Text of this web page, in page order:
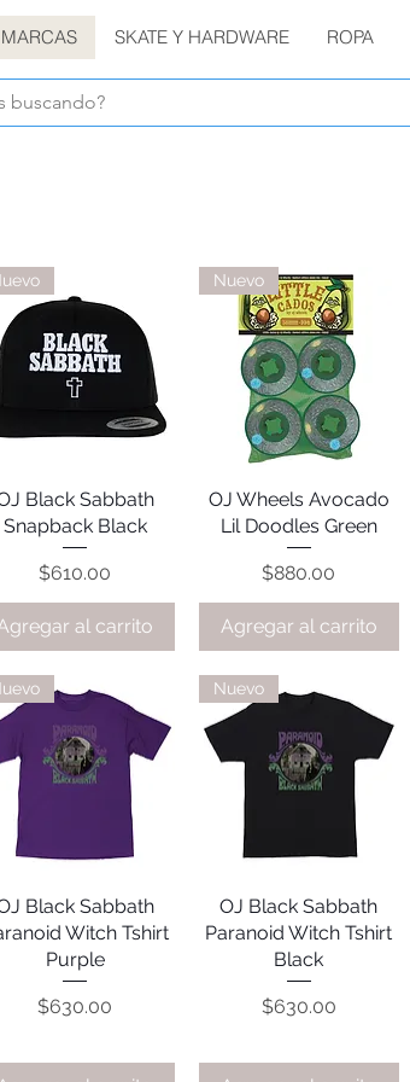
MARCAS SKATE Y HARDWARE ROPA
Vista rápida
Black Sabbath
Snapback Black
Precio
$610.00
al carrito
Vista rápida
Nuevo
OJ Wheels Avocado
Lil Doodles Green
Precio
$880.00
Agregar al carrito
Vista rápida
Black Sabbath
Witch Tshirt
Purple
Precio
$630.00
Vista rápida
Nuevo
OJ Black Sabbath
Paranoid Witch Tshirt
Black
Precio
$630.00